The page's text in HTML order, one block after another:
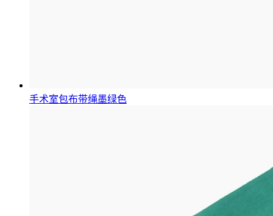
手术室包布带绳墨绿色